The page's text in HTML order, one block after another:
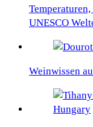
UNESCO
Weinwissen